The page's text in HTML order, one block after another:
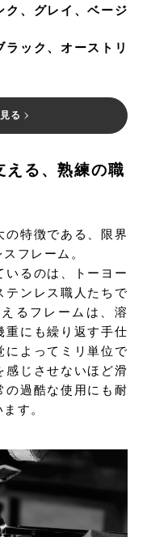
ク、グレイ、ベージ
ラック、オーストリ
る
える、熟練の職
の特徴である、限界
フレーム。
いるのは、トーヨー
テンレス職人たちで
るフレームは、溶
重にも繰り返す手仕
によってミリ単位で
感じさせないほど滑
の過酷な使用にも耐
す。